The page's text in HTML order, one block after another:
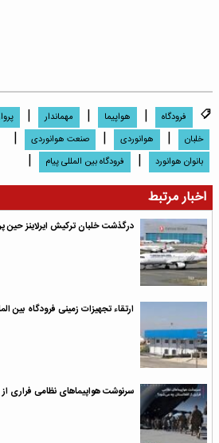
فرودگاه | هواپیما | مهماندار |
خلبان | هوانوردی | صنعت هوانوردی |
بانوان هوانورد | فرودگاه بین المللی پیام
|
اخبار مرتبط
درگذشت خلبان ترکیش ایرلاینز حین
ارتقاء تجهیزات زمینی فرودگاه بین
سرنوشت هواپیماهای نظامی فراری